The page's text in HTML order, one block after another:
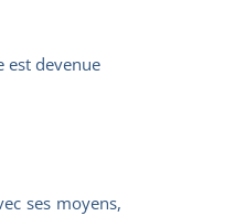
est devenue
ses moyens,